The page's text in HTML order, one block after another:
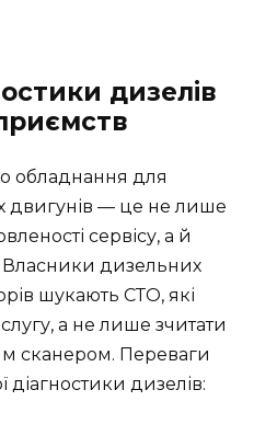
дизелів
обладнання для
двигунів — це не лише
сервісу, а й
Власники дизельних
шукають СТО, які
а не лише зчитати
сканером. Переваги
дизелів: